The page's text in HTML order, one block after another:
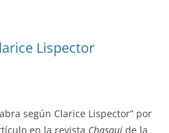
Lispector
según Clarice Lispector” por
en la revista Chasqui de la